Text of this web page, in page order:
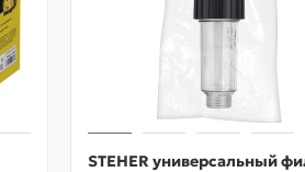
STEHER универсальный